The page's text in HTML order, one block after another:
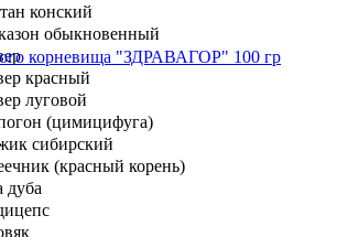
конский
обыкновенный
красный
луговой
(цимицифуга)
сибирский
(красный корень)
дуба
корневища "ЗДРАВАГОР" 100 гр